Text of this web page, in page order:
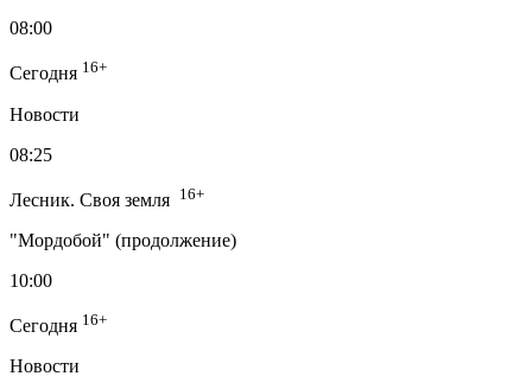
08:00
Сегодня 16+
Новости
08:25
Лесник. Своя земля 16+
"Мордобой" (продолжение)
10:00
Сегодня 16+
Новости